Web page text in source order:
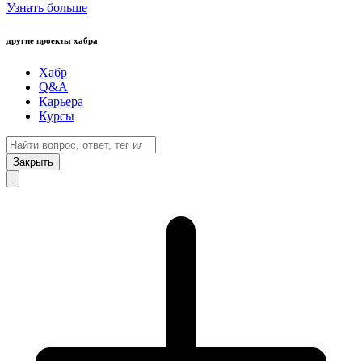
Узнать больше
другие проекты хабра
Хабр
Q&A
Карьера
Курсы
Закрыть